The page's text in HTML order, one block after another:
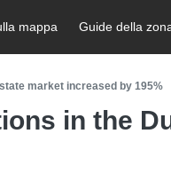
mappa Guide della
market increased by 195%
in the